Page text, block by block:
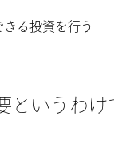
る投資を行う
というわけ